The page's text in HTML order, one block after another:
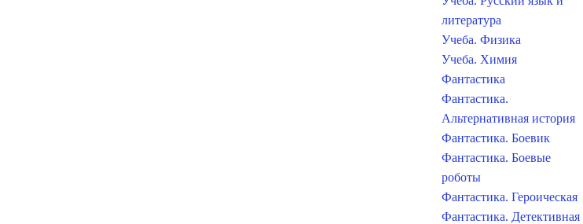
литература
Учеба. Физика
Учеба. Химия
Фантастика
Фантастика.
Альтернативная история
Фантастика. Боевик
Фантастика. Боевые
роботы
Фантастика. Героическая
Фантастика. Детективная